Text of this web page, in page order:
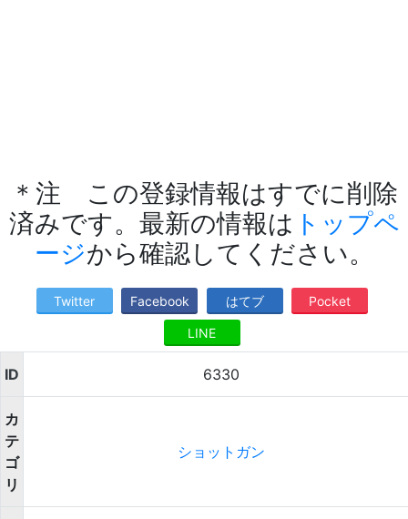
＊注 この登録情報はすでに削除
済みです。最新の情報は トップペ
ージから確認してください。
Twitter Facebook はてブ Pocket
LINE
ID 6330
カ
テ
ゴ
リ
ショットガン